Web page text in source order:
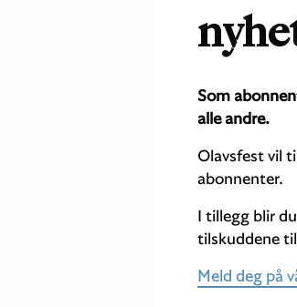
Som
alle andre.
Olavsfest vil
abonnenter.
I tillegg blir
tilskuddene
Meld deg på